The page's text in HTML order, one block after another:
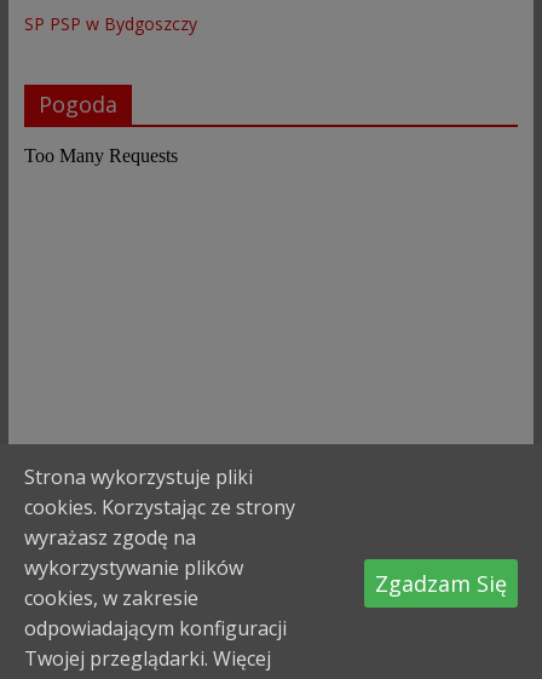
SP PSP w Bydgoszczy
Pogoda
Prawa autorskie © 2026Komenda Powiatowa Państwowej
Straży Pożarnej w Bochni
. Wszystkie prawa zastrzeżone.
Szablon: ColorMag opracowany przez
ThemeGrill. Wspierane
przezWordPress
Strona wykorzystuje pliki
cookies. Korzystając ze strony
wyrażasz zgodę na
wykorzystywanie plików
cookies, w zakresie
odpowiadającym konfiguracji
Twojej przeglądarki. Więcej
Zgadzam Się